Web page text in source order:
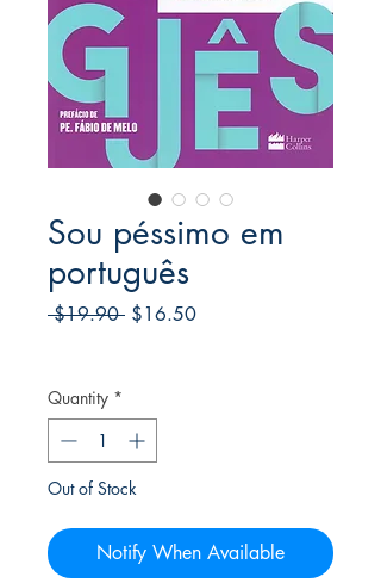
Sou péssimo em
português
$19.90 Regular
$16.50Sale
Quantity *
Out of Stock
Notify When Available